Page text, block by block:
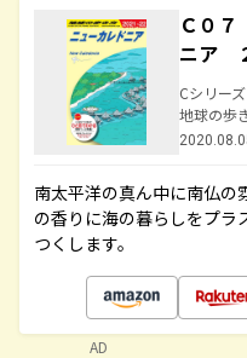
Ｃ０
ニア
Cシリー
地球の歩
南太平洋の真ん中に南仏の
の香りに海の暮らしをプラ
つくします。
AD